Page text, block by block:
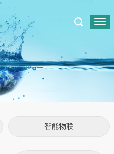
智能物联